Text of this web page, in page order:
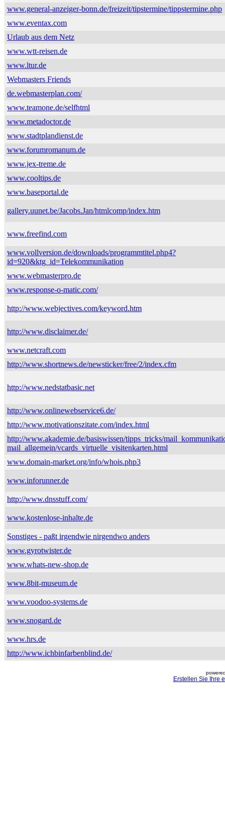
www.general-anzeiger-bonn.de/freizeit/tipstermine/tippstermine.php
www.eventax.com
Urlaub aus dem Netz
www.wtt-reisen.de
www.ltur.de
Webmasters Friends
de.webmasterplan.com/
www.teamone.de/selfhtml
www.metadoctor.de
www.stadtplandienst.de
www.forumromanum.de
www.jex-treme.de
www.cooltips.de
www.baseportal.de
gallery.uunet.be/Jacobs.Jan/htmlcomp/index.htm
www.freefind.com
www.vollversion.de/downloads/programmtitel.php4?
id=920&ktg_id=Telekommunikation
www.webmasterpro.de
www.response-o-matic.com/
http://www.webjectives.com/keyword.htm
http://www.disclaimer.de/
www.netcraft.com
http://www.shortnews.de/newsticker/free/2/index.cfm
http://www.nedstatbasic.net
http://www.onlinewebservice6.de/
http://www.motivationszitate.com/index.html
http://www.akademie.de/basiswissen/tipps_tricks/
mail_allgemein/vcards_virtuelle_visitenkarten.html
www.domain-market.org/info/whois.php3
www.inforunner.de
http://www.dnsstuff.com/
www.kostenlose-inhalte.de
Sonstiges - paßt irgendwie nirgendwo anders
www.gyrotwister.de
www.whats-new-shop.de
www.8bit-museum.de
www.voodoo-systems.de
www.snogard.de
www.hrs.de
http://www.ichbinfarbenblind.de/
Erstellen Sie Ihre